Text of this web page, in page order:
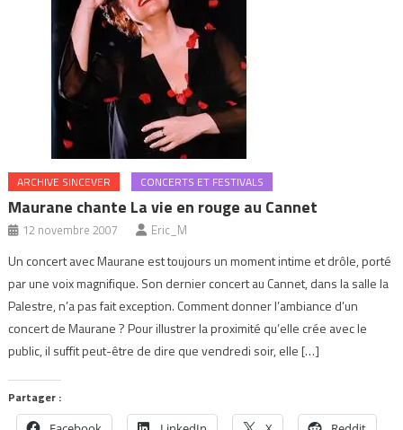
ARCHIVE SINCEVER CONCERTS ET FESTIVALS
Maurane chante La vie en rouge au Cannet
12 novembre 2007 Eric_M
Un concert avec Maurane est toujours un moment intime et drôle, porté
par une voix magnifique. Son dernier concert au Cannet, dans la salle la
Palestre, n’a pas fait exception. Comment donner l’ambiance d’un
concert de Maurane ? Pour illustrer la proximité qu’elle crée avec le
public, il suffit peut-être de dire que vendredi soir, elle […]
Partager :